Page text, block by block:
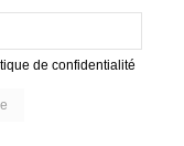
de confidentialité